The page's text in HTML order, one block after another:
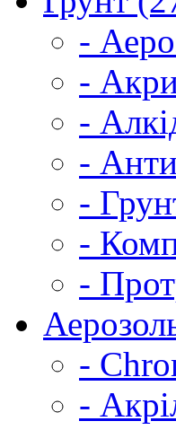
-
-
-
-
-
-
-
-
-